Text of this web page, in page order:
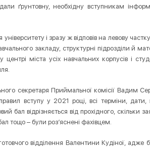
ґрунтовну, необхідну вступникам
і зразу ж відповів на левову
закладу, структурні підрозділи й
міста усіх навчальних корпусів і
секретаря Приймальної комісії Вадим
вступу у 2021 році, всі терміни, дати,
бал відрізняється від прохідного, скільки
тощо – були роз’яснені фахівцем.
відділення Валентини Кудіної, адже